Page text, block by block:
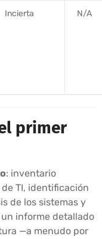
Incierta N/A
primer
: inventario
TI, identificación
de los sistemas y
informe detallado
—a menudo por